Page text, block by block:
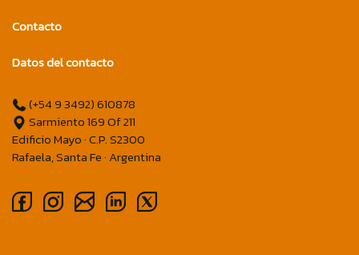
Contacto
Datos del contacto
(+54 9 3492) 610878
Sarmiento 169 Of 211
Edificio Mayo · C.P. S2300
Rafaela, Santa Fe · Argentina